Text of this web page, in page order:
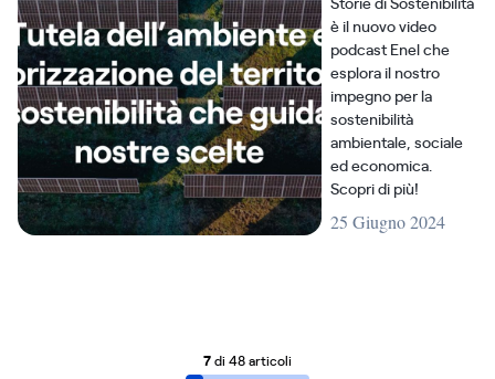
è il nuovo video
podcast Enel che
esplora il nostro
impegno per la
sostenibilità
ambientale, sociale
ed economica.
Scopri di più!
25 Giugno 2024
7di 48 articoli